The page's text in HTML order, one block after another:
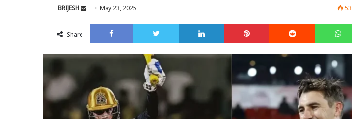
BRIJESH
SendMay 23, 2025
Share
Facebook Twitter LinkedIn Pinterest Reddit